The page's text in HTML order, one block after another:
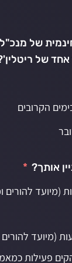
של
אחד של
הקרובים
אותך?
- 10 שבועות
המתקדם - 12 שבועות
פעילות